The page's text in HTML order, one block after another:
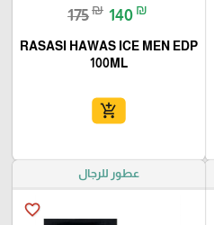
175₪ 140 ₪
RASASI HAWAS ICE MEN EDP
100ML
add_shopping_cart
عطور للرجال
favorite_border